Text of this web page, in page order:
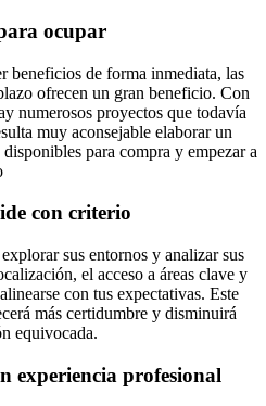
ocupar
beneficios de forma inmediata, las
ofrecen un gran beneficio. Con
numerosos proyectos que todavía
muy aconsejable elaborar un
para compra y empezar a
con criterio
sus entornos y analizar sus
el acceso a áreas clave y
con tus expectativas. Este
más certidumbre y disminuirá
equivocada.
experiencia profesional